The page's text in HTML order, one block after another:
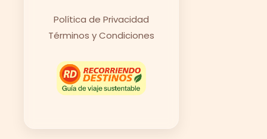
Política de Privacidad
Términos y Condiciones